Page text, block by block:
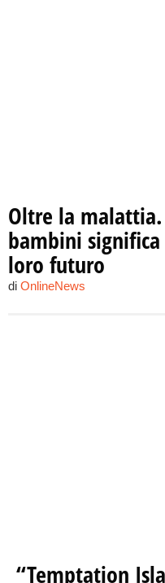
Oltre la
bambini
loro futuro
di OnlineNews
“Temptation